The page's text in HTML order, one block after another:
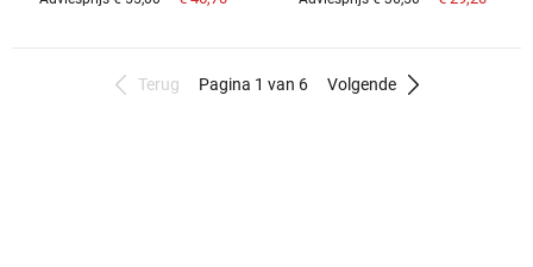
Terug Pagina 1 van 6 Volgende